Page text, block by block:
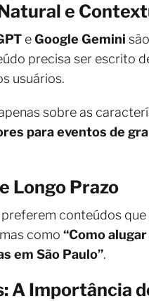
e
eGoogle Gemini
precisa ser escrito
usuários.
sobre as
para eventos de
Longo Prazo
conteúdos
como “Como
em São Paulo”.
A Importância